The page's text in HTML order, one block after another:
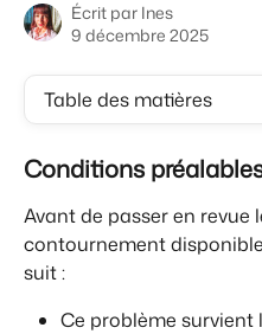
Écrit par Ines
9 décembre 2025
Table des matières
Conditions
Avant de passer en revue
contournement
suit :
Ce problème